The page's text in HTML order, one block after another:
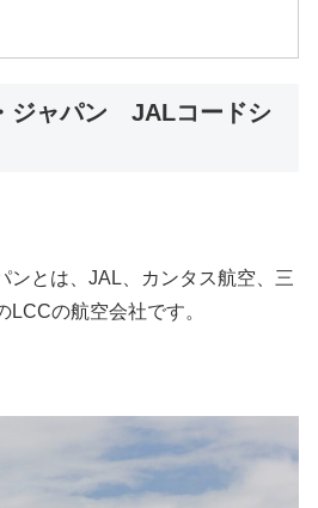
ジャパン JALコードシ
ンとは、JAL、カンタス航空、三
の航空会社です。